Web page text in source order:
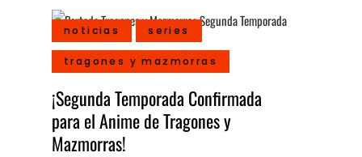
noticias series
tragones y mazmorras
¡Segunda Temporada Confirmada
para el Anime de Tragones y
Mazmorras!